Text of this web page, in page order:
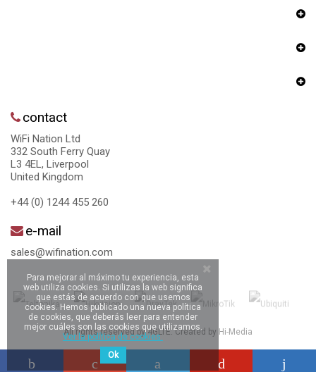
contact
WiFi Nation Ltd
332 South Ferry Quay
L3 4EL, Liverpool
United Kingdom
+44 (0) 1244 455 260
e-mail
sales@wifination.com
All rights reserved by 4GLTE. Created by Hi-Media
Para mejorar al máximo tu experiencia, esta
web utiliza cookies. Si utilizas la web significa
que estás de acuerdo con que usemos
cookies. Hemos publicado una nueva política
de cookies, que deberás leer para entender
mejor cuáles son las cookies que utilizamos.
Ver la política de cookies.
Ok